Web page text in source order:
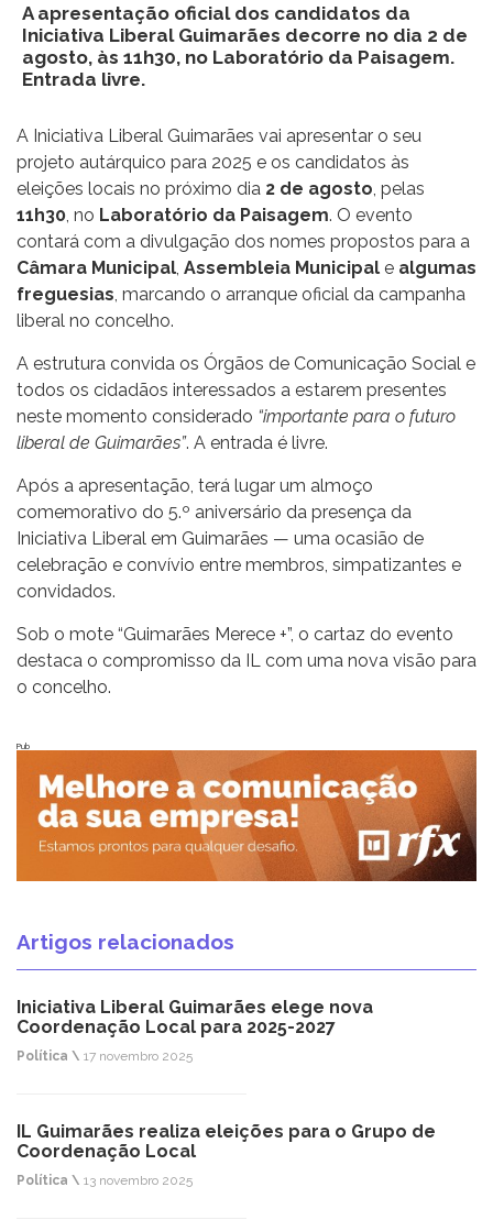
A apresentação oficial dos candidatos da
Iniciativa Liberal Guimarães decorre no dia 2 de
agosto, às 11h30, no Laboratório da Paisagem.
Entrada livre.
A Iniciativa Liberal Guimarães vai apresentar o seu
projeto autárquico para 2025 e os candidatos às
eleições locais no próximo dia 2 de agosto , pelas
11h30 , no Laboratório da Paisagem. O evento
contará com a divulgação dos nomes propostos para a
Câmara Municipal Assembleia Municipal e algumas
freguesias , marcando o arranque oficial da campanha
liberal no concelho.
A estrutura convida os Órgãos de Comunicação Social e
todos os cidadãos interessados a estarem presentes
neste momento considerado “importante para o futuro
liberal de Guimarães”. A entrada é livre.
Após a apresentação, terá lugar um almoço
comemorativo do 5.º aniversário da presença da
Iniciativa Liberal em Guimarães — uma ocasião de
celebração e convívio entre membros, simpatizantes e
convidados.
Sob o mote “Guimarães Merece +”, o cartaz do evento
destaca o compromisso da IL com uma nova visão para
o concelho.
Pub
Artigos relacionados
Iniciativa Liberal Guimarães elege nova
Coordenação Local para 2025-2027
Política \ 17 novembro 2025
IL Guimarães realiza eleições para o Grupo de
Coordenação Local
Política \ 13 novembro 2025